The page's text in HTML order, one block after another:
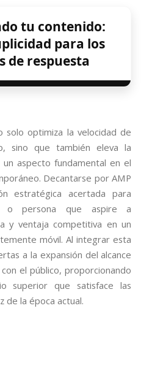
tu contenido:
para los
de respuesta
solo optimiza la velocidad de
sino que también eleva la
aspecto fundamental en el
Decantarse por AMP
estratégica acertada para
o persona que aspire a
y ventaja competitiva en un
móvil. Al integrar esta
a la expansión del alcance
el público, proporcionando
superior que satisface las
de la época actual.